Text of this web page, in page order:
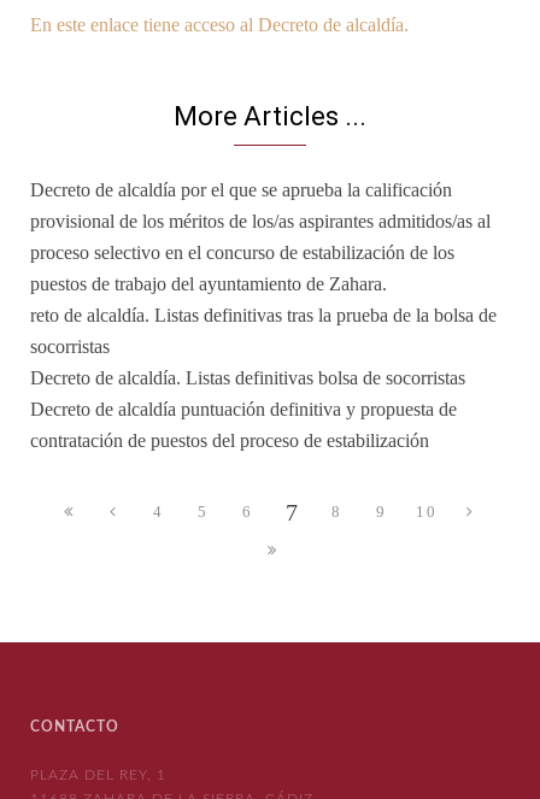
En este enlace tiene acceso al Decreto de alcaldía.
More Articles ...
Decreto de alcaldía por el que se aprueba la calificación
provisional de los méritos de los/as aspirantes admitidos/as al
proceso selectivo en el concurso de estabilización de los
puestos de trabajo del ayuntamiento de Zahara.
reto de alcaldía. Listas definitivas tras la prueba de la bolsa de
socorristas
Decreto de alcaldía. Listas definitivas bolsa de socorristas
Decreto de alcaldía puntuación definitiva y propuesta de
contratación de puestos del proceso de estabilización
4 5 6 7 8 9 10
CONTACTO
PLAZA DEL REY, 1